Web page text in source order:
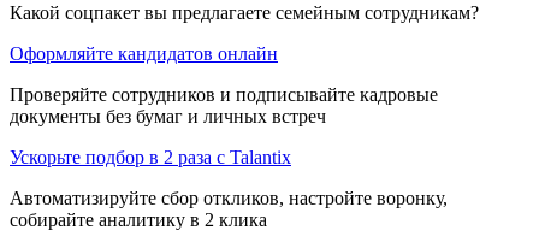
Какой соцпакет вы предлагаете семейным сотрудникам?
Оформляйте кандидатов онлайн
Проверяйте сотрудников и подписывайте кадровые
документы без бумаг и личных встреч
Ускорьте подбор в 2 раза с Talantix
Автоматизируйте сбор откликов, настройте воронку,
собирайте аналитику в 2 клика